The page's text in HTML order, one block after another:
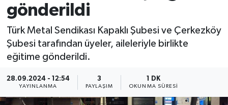
gönderildi
Türk Metal Sendikası Kapaklı Şubesi ve Çerkezköy
Şubesi tarafından üyeler, aileleriyle birlikte
eğitime gönderildi.
28.09.2024 - 12:54
YAYINLANMA
3
PAYLAŞIM
1 DK
OKUNMA SÜRESI
Resmi Reklamlar
Ekonomi
Son Dakika Haberleri